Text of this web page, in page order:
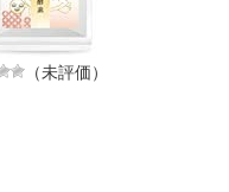
（未評価）